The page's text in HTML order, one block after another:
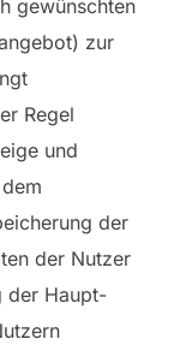
gewünschten
zur
Regel
und
der
der Nutzer
der Haupt-